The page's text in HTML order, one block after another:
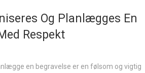
Og Planlægges En
Respekt
en begravelse er en følsom og vigtig